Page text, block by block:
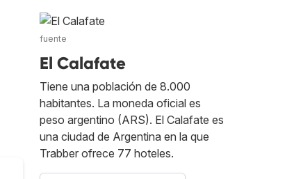
fuente
El Calafate
Tiene una población de 8.000
habitantes. La moneda oficial es
peso argentino (ARS). El Calafate es
una ciudad de Argentina en la que
Trabber ofrece 77 hoteles.